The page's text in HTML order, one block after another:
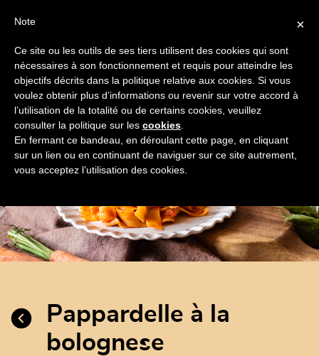
Toggle
navigation
FRANÇAIS
TOUTES SPÉCIALITÉS PÂTES LÉGUMES
pappardelle à la
bolognese
×
Note
Ce site ou les outils de ses tiers utilisent des cookies qui sont
nécessaires à son fonctionnement et requis pour atteindre les
objectifs décrits dans la politique relative aux cookies. Si vous
voulez obtenir plus d’informations ou revenir sur votre accord à
l’utilisation de la totalité ou de certains cookies, veuillez
consulter la politique sur les cookies
En fermant ce bandeau, en déroulant cette page, en cliquant
sur un lien ou en continuant de naviguer sur ce site autrement,
vous acceptez l’utilisation des cookies.